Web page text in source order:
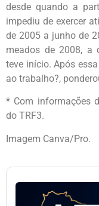
desde quando a
impediu de exercer
de 2005 a junho de
meados de 2008, a
teve início. Após
ao trabalho?,
* Com informações
do TRF3.
Imagem Canva/Pro.